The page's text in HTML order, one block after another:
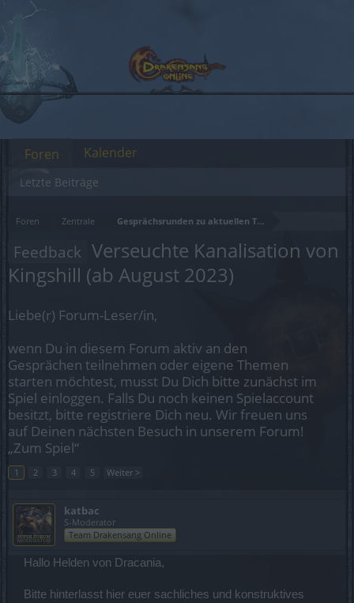
Foren Zentrale Gesprächsrunden zu aktuellen Themen
Feedback Verseuchte Kanalisation von
Kingshill (ab August 2023)
Liebe(r) Forum-Leser/in,
wenn Du in diesem Forum aktiv an den
Gesprächen teilnehmen oder eigene Themen
starten möchtest, musst Du Dich bitte zunächst im
Spiel einloggen. Falls Du noch keinen Spielaccount
besitzt, bitte registriere Dich neu. Wir freuen uns
auf Deinen nächsten Besuch in unserem Forum!
„Zum Spiel“
1 2 3 4 5 Weiter >
katbac
S-Moderator
Team Drakensang Online
Hallo Helden von Dracania,
Bitte hinterlasst hier euer sachliches und konstruktives
Foren
Letzte Beiträge
Kalender